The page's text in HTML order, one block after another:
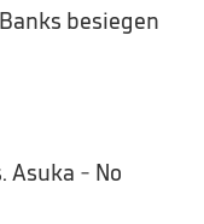
besiegen
Asuka - No